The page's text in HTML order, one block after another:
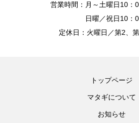
営業時間：月～土曜日10：
日曜／祝日10：00
定休日：火曜日／第2、
トップページ
マタギについて
お知らせ